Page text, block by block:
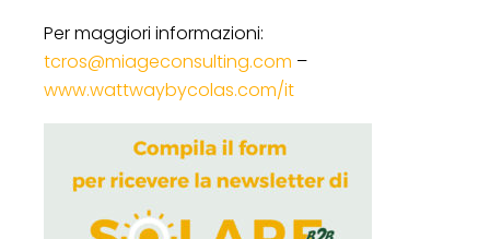
Per maggiori informazioni:
tcros@miageconsulting.com –
www.wattwaybycolas.com/it